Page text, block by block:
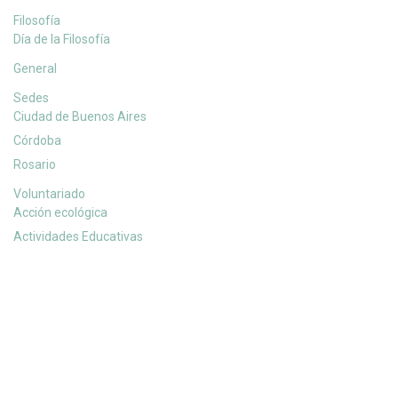
Filosofía
Día de la Filosofía
General
Sedes
Ciudad de Buenos Aires
Córdoba
Rosario
Voluntariado
Acción ecológica
Actividades Educativas